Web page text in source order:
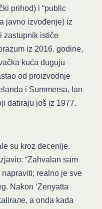
prihod) i “public
javno izvođenje) iz
zastupnik ističe
iz 2016. godine,
kuća duguju
od proizvodnje
i Summersa, Ian
datiraju još iz 1977.
su kroz decenije.
“Zahvalan sam
realno je sve
Nakon ‘Zenyatta
a onda kada